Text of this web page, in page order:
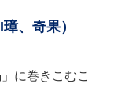
、奇果）
に巻きこむこ